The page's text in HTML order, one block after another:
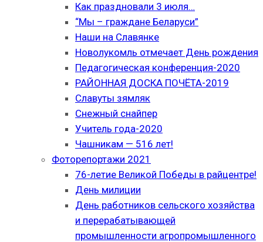
Как праздновали 3 июля…
“Мы – граждане Беларуси”
Наши на Славянке
Новолукомль отмечает День рождения
Педагогическая конференция-2020
РАЙОННАЯ ДОСКА ПОЧЁТА-2019
Славуты зямляк
Снежный снайпер
Учитель года-2020
Чашникам — 516 лет!
Фоторепортажи 2021
76-летие Великой Победы в райцентре!
День милиции
День работников сельского хозяйства
и перерабатывающей
промышленности агропромышленного